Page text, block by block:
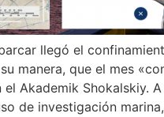
llegó el
manera, que el mes
Akademik Shokalskiy.
de investigación